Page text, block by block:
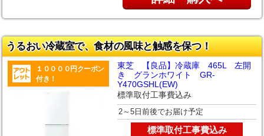
うるおい冷蔵室で、食材の風味と触感を保つ！
１００００円クーポン
付き！
東芝 【良品】冷蔵庫 465L 左開
き グランホワイト GR-
Y470GSHL(EW)
標準取付工事費込み
2～5日前後でお届け予定
標準取付工事費込み